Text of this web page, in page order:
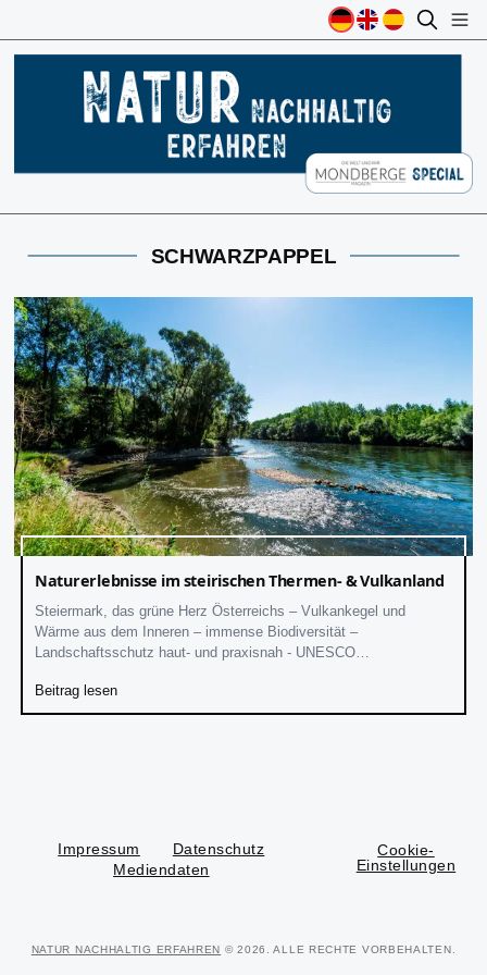
SCHWARZPAPPEL
Naturerlebnisse im steirischen Thermen- & Vulkanland
Steiermark, das grüne Herz Österreichs – Vulkankegel und
Wärme aus dem Inneren – immense Biodiversität –
Landschaftsschutz haut- und praxisnah - UNESCO
Beitrag lesen
Impressum
Datenschutz
Mediendaten
Cookie-
Einstellungen
NATUR NACHHALTIG ERFAHREN © 2026. ALLE RECHTE VORBEHALTEN.